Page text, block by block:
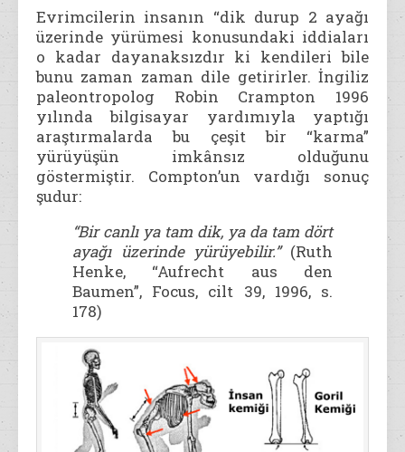
Evrimcilerin insanın “dik durup 2 ayağı
üzerinde yürümesi konusundaki iddiaları
o kadar dayanaksızdır ki kendileri bile
bunu zaman zaman dile getirirler. İngiliz
paleontropolog Robin Crampton 1996
yılında bilgisayar yardımıyla yaptığı
araştırmalarda bu çeşit bir “karma”
yürüyüşün imkânsız olduğunu
göstermiştir. Compton’un vardığı sonuç
şudur:
“Bir canlı ya tam dik, ya da tam dört
ayağı üzerinde yürüyebilir.”(Ruth
Henke, “Aufrecht aus den
Baumen”, Focus, cilt 39, 1996, s.
178)